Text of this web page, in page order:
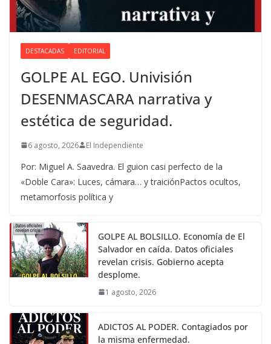
DESTACADAS EDITORIAL
GOLPE AL EGO. Univisión
DESENMASCARA narrativa y
estética de seguridad.
6 agosto, 2026 El Independiente
Por: Miguel A. Saavedra. El guion casi perfecto de la
«Doble Cara»: Luces, cámara… y traiciónPactos ocultos,
metamorfosis política y
GOLPE AL BOLSILLO. Economía de El
Salvador en caída. Datos oficiales
revelan crisis. Gobierno acepta
desplome.
1 agosto, 2026
ADICTOS AL PODER. Contagiados por
la misma enfermedad.